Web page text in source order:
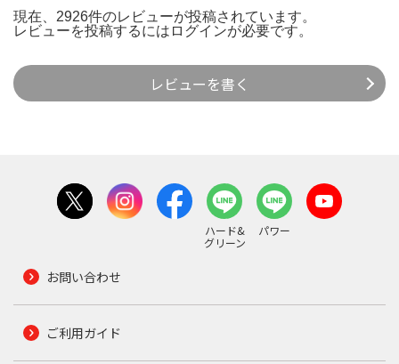
現在、2926件のレビューが投稿されています。
レビューを投稿するには ログインが必要です。
レビューを書く
ハード&
グリーン
パワー
お問い合わせ
ご利用ガイド